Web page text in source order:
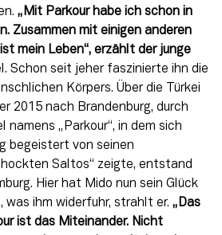
„Mit Parkour habe ich schon in
Zusammen mit einigen anderen
mein Leben“, erzählt der junge
Schon seit jeher faszinierte ihn die
Körpers. Über die Türkei
2015 nach Brandenburg, durch
namens „Parkour“, in dem sich
begeistert von seinen
Saltos“ zeigte, entstand
Hier hat Mido nun sein Glück
was ihm widerfuhr, strahlt er. „Das
ist das Miteinander. Nicht